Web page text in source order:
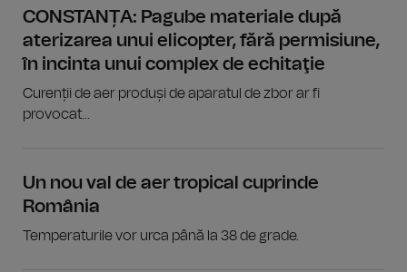
CONSTANȚA: Pagube materiale după
aterizarea unui elicopter, fără permisiune,
în incinta unui complex de echitaţie
Curenții de aer produși de aparatul de zbor ar fi
provocat...
Un nou val de aer tropical cuprinde
România
Temperaturile vor urca până la 38 de grade.